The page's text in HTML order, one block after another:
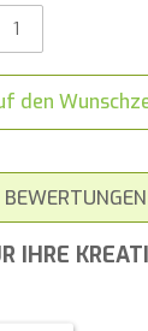
den
BEWERTUNGEN
IHRE